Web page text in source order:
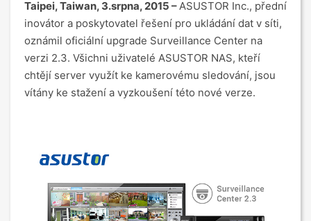
Taipei, Taiwan, 3.srpna, 2015 –ASUSTOR Inc., přední
inovátor a poskytovatel řešení pro ukládání dat v síti,
oznámil oficiální upgrade Surveillance Center na
verzi 2.3. Všichni uživatelé ASUSTOR NAS, kteří
chtějí server využít ke kamerovému sledování, jsou
vítány ke stažení a vyzkoušení této nové verze.